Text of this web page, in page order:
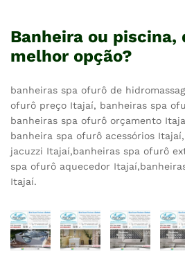
Banheira ou piscina,
melhor opção?
banheiras spa ofurô de
ofurô preço Itajaí, banheiras spa
banheiras spa ofurô orçamento
banheira spa ofurô acessórios
jacuzzi Itajaí,banheiras spa ofurô
spa ofurô aquecedor
Itajaí.